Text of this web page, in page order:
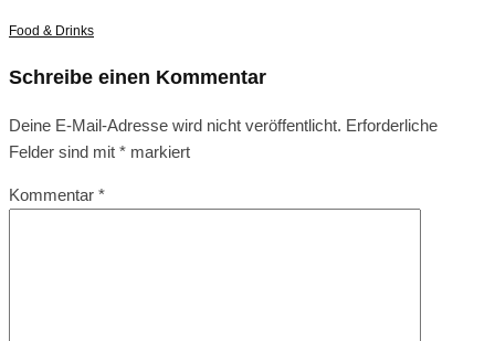
Food & Drinks
Schreibe einen Kommentar
Deine E-Mail-Adresse wird nicht veröffentlicht. Erforderliche
Felder sind mit * markiert
Kommentar *